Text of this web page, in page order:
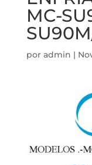
MC-
por admin |